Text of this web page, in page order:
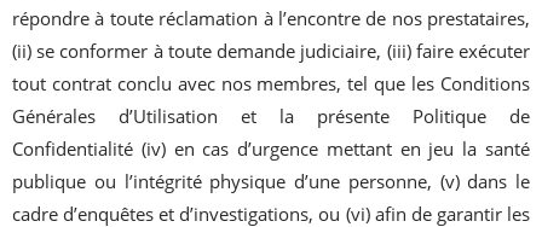
répondre à toute réclamation à l’encontre de nos prestataires,
(ii) se conformer à toute demande judiciaire, (iii) faire exécuter
tout contrat conclu avec nos membres, tel que les Conditions
Générales d’Utilisation et la présente Politique de
Confidentialité (iv) en cas d’urgence mettant en jeu la santé
publique ou l’intégrité physique d’une personne, (v) dans le
cadre d’enquêtes et d’investigations, ou (vi) afin de garantir les